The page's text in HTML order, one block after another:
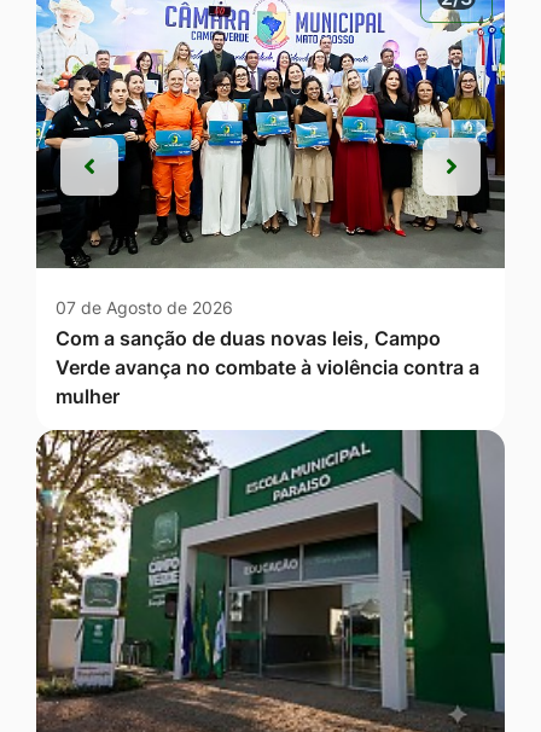
07 de Agosto de 2026
Com a sanção de duas novas leis, Campo
Verde avança no combate à violência contra a
mulher
Anterior
Anterior Próxima